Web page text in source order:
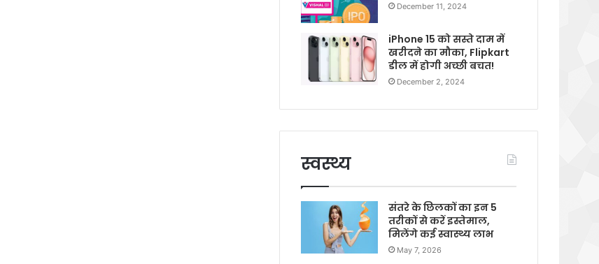
December 11, 2024
iPhone 15 को सस्ते दाम में
खरीदने का मौका, Flipkart
डील में होगी अच्छी बचत!
December 2, 2024
स्वस्थ्य
संतरे के छिलकों का इन 5
तरीकों से करें इस्तेमाल,
मिलेंगे कई स्वास्थ्य लाभ
May 7, 2026